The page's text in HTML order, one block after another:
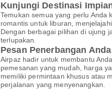
Kunjungi Destinasi
Temukan semua yang perlu Anda
romantis untuk liburan,
Dengan berbagai pilihan di ujung
terlupakan.
Pesan Penerbangan
Airpaz hadir untuk membantu
pemesanan yang mudah, harga
memiliki permintaan khusus atau
perjalanan yang menyenangkan.